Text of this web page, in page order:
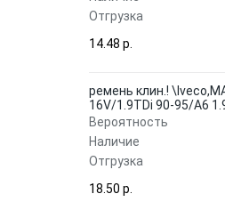
Отгрузка
14.48 p.
ремень клин.!
16V/1.9TDi 90-95/A6
Вероятность
Наличие
Отгрузка
18.50 p.